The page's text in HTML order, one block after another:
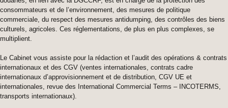
consommateurs et de l’environnement, des mesures de politique
commerciale, du respect des mesures antidumping, des contrôles des biens
culturels, agricoles. Ces réglementations, de plus en plus complexes, se
multiplient.
Le Cabinet vous assiste pour la rédaction et l’audit des opérations & contrats
internationaux et des CGV (ventes internationales, contrats cadre
internationaux d’approvisionnement et de distribution, CGV UE et
internationales, revue des International Commercial Terms – INCOTERMS,
transports internationaux).